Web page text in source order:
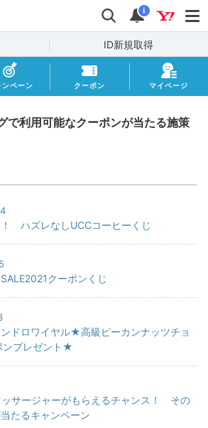
検索 通知
i
ID新規取得
ンペーン クーポン マイページ
で利用可能なクーポンが当たる施策
ハズレなしUCCコーヒーくじ
クーポンくじ
ドロワイヤル★高級ピーカンナッツチョ
ンプレゼント★
サージャーがもらえるチャンス！ その
たるキャンペーン